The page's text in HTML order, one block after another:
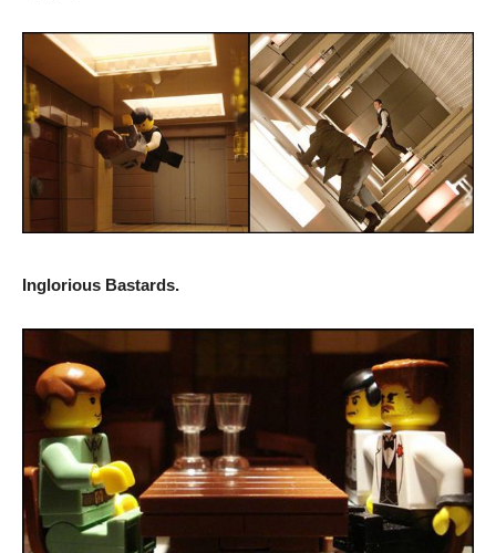
Inglorious Bastards.